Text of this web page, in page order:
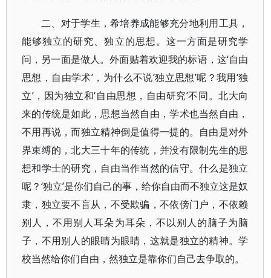
二、对于学生，希培养成能够充分地利用工具，
能够独立的研究、独立的思想。这一方面是研究学
问，另一面是做人。外面贴着欢迎我的标语，这‘自由
思想，自由学术’，为什么不说‘独立思想’呢？我用‘独
立’，因为独立和‘自由思想，自由研究’不同。北大向
来的传统是如此，思想当然自由，学术也当然自由，
不用再说，而独立精神倒是值得一提的。自由是对外
界束缚的，北大三十年的传统，并没有限制先生的思
想和学士的研究，自由当作当然的信守。什么是独立
呢？‘独立’是你们自己的事，给你自由而不独立这是奴
隶，独立要不盲从，不受欺骗，不依傍门户，不依赖
别人，不用别人耳朵为耳朵，不以别人的脑子为脑
子，不用别人的眼睛为眼睛，这就是独立的精神。学
校当然给你们自由，然独立是靠你们自己去争取的。